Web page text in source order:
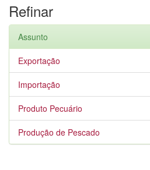
Refinar
Assunto
Exportação
Importação
Produto Pecuário
Produção de Pescado